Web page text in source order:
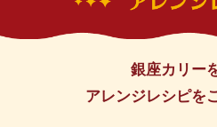
銀座カリー
アレンジレシピを